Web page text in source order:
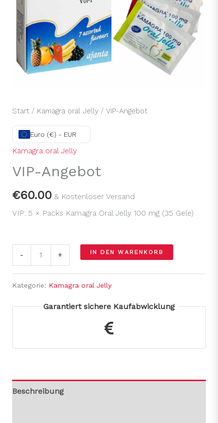
Start/ Kamagra oral Jelly/ VIP-Angebot
Euro (€) - EUR
Kamagra oral Jelly
VIP-Angebot
€60.00 & Kostenloser Versand
VIP: 5 × Packs Kamagra Oral Jelly 100 mg (35 Gele)
- + IN DEN WARENKORB
Kategorie: Kamagra oral Jelly
Garantiert sichere Kaufabwicklung
Beschreibung